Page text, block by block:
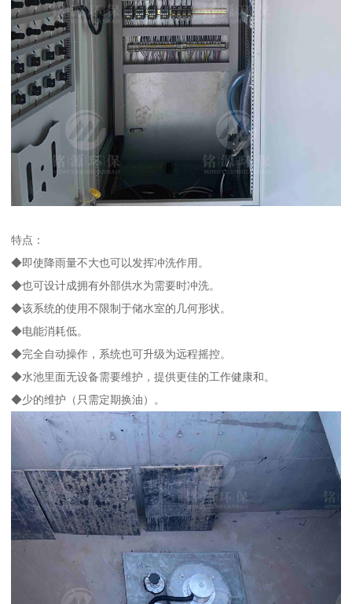
特点：
◆即使降雨量不大也可以发挥冲洗作用。
◆也可设计成拥有外部供水为需要时冲洗。
◆该系统的使用不限制于储水室的几何形状。
◆电能消耗低。
◆完全自动操作，系统也可升级为远程摇控。
◆水池里面无设备需要维护，提供更佳的工作健康和。
◆少的维护（只需定期换油）。